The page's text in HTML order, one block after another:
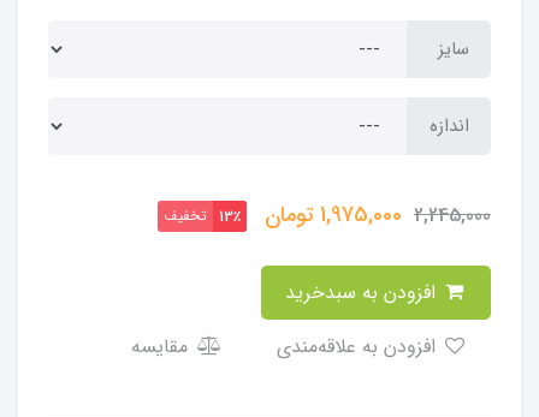
سایز
اندازه
2,245,000
1,975,000تومان 13٪ تخفیف
مقایسه